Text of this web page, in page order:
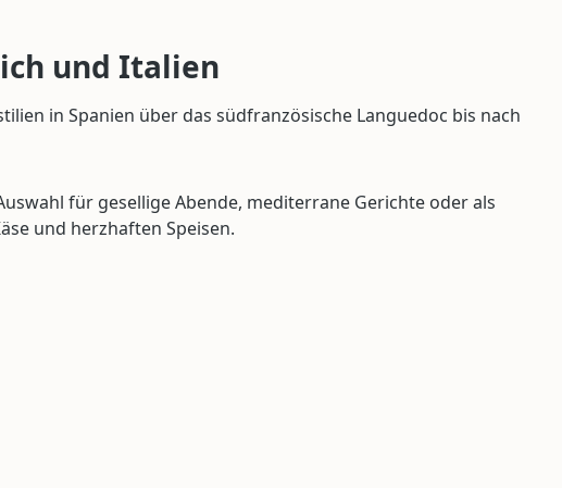
und Italien
in Spanien über das südfranzösische Languedoc bis nach
für gesellige Abende, mediterrane Gerichte oder als
und herzhaften Speisen.